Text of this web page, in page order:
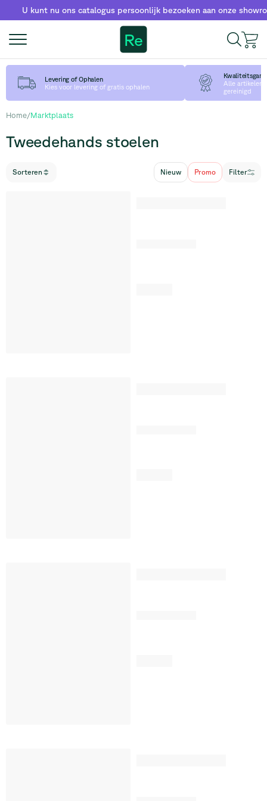
U kunt nu ons catalogus persoonlijk bezoeken aan onze showroom!
Re
Levering of Ophalen
Kies voor levering of gratis ophalen
Alle artikelen
gereinigd
Home/Marktplaats
Tweedehands stoelen
Sorteren Nieuw Promo Filter